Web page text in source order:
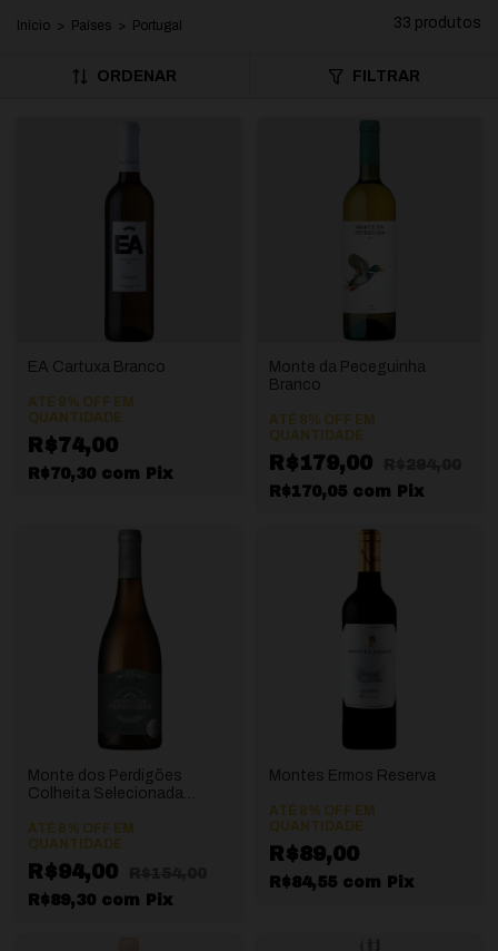
Início > Países > Portugal 33 produtos
ORDENAR FILTRAR
EA Cartuxa Branco
ATÉ 8% OFF EM
QUANTIDADE
R$74,00
R$70,30 com Pix
Monte da Peceguinha
Branco
ATÉ 8% OFF EM
QUANTIDADE
R$179,00
R$170,05 com Pix
Monte dos Perdigões
Colheita Selecionada
ATÉ 8% OFF EM
QUANTIDADE
R$94,00
R$89,30 com Pix
Montes Ermos Reserva
ATÉ 8% OFF EM
QUANTIDADE
R$89,00
R$84,55 com Pix